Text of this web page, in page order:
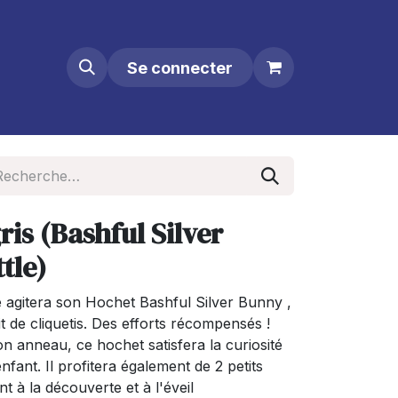
Se connecter
(Bashful Silver
son Hochet Bashful Silver Bunny ,
cliquetis. Des efforts récompensés !
anneau, ce hochet satisfera la curiosité
Il profitera également de 2 petits
à la découverte et à l'éveil